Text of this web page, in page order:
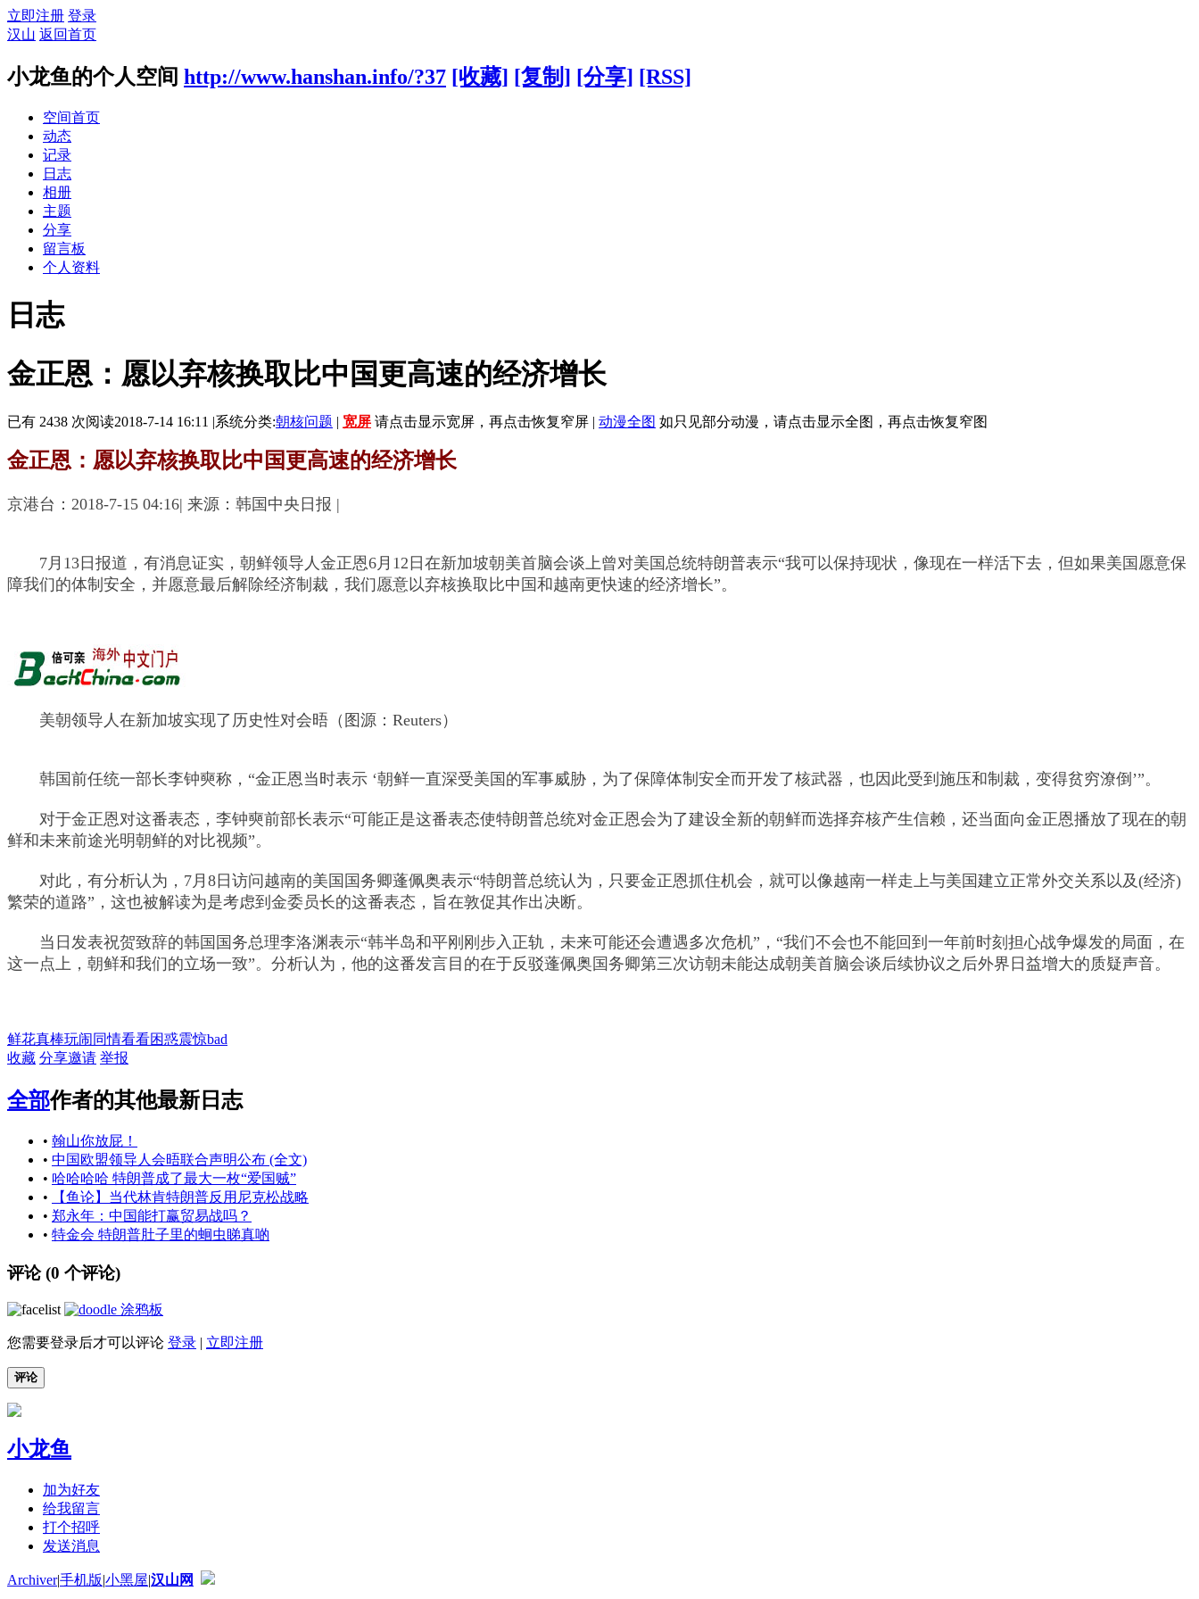
立即注册 登录
汉山 返回首页
小龙鱼的个人空间 http://www.hanshan.info/?37 [收藏] [复制] [分享] [RSS]
空间首页
动态
记录
日志
相册
主题
分享
留言板
个人资料
日志
金正恩：愿以弃核换取比中国更高速的经济增长
已有 2438 次阅读2018-7-14 16:11 |系统分类:朝核问题 | 宽屏 请点击显示宽屏，再点击恢复窄屏 | 动漫全图 如只见部分动漫，请点击显示全图，再点击恢复窄图
金正恩：愿以弃核换取比中国更高速的经济增长
京港台：2018-7-15 04:16| 来源：韩国中央日报 |
7月13日报道，有消息证实，朝鲜领导人金正恩6月12日在新加坡朝美首脑会谈上曾对美国总统特朗普表示“我可以保持现状，像现在一样活下去，但如果美国愿意保
障我们的体制安全，并愿意最后解除经济制裁，我们愿意以弃核换取比中国和越南更快速的经济增长”。
美朝领导人在新加坡实现了历史性对会晤（图源：Reuters）
韩国前任统一部长李钟奭称，“金正恩当时表示 ‘朝鲜一直深受美国的军事威胁，为了保障体制安全而开发了核武器，也因此受到施压和制裁，变得贫穷潦倒’”。
对于金正恩对这番表态，李钟奭前部长表示“可能正是这番表态使特朗普总统对金正恩会为了建设全新的朝鲜而选择弃核产生信赖，还当面向金正恩播放了现在的朝
鲜和未来前途光明朝鲜的对比视频”。
对此，有分析认为，7月8日访问越南的美国国务卿蓬佩奥表示“特朗普总统认为，只要金正恩抓住机会，就可以像越南一样走上与美国建立正常外交关系以及(经济)
繁荣的道路”，这也被解读为是考虑到金委员长的这番表态，旨在敦促其作出决断。
当日发表祝贺致辞的韩国国务总理李洛渊表示“韩半岛和平刚刚步入正轨，未来可能还会遭遇多次危机”，“我们不会也不能回到一年前时刻担心战争爆发的局面，在
这一点上，朝鲜和我们的立场一致”。分析认为，他的这番发言目的在于反驳蓬佩奥国务卿第三次访朝未能达成朝美首脑会谈后续协议之后外界日益增大的质疑声音。
鲜花真棒玩闹 同情看看困惑震惊bad
收藏 分享邀请 举报
全部作者的其他最新日志
• 翰山你放屁！
• 中国欧盟领导人会晤联合声明公布 (全文)
• 哈哈哈哈 特朗普成了最大一枚“爱国贼”
•
【鱼论】当代林肯特朗普反用尼克松战略
• 郑永年：中国能打赢贸易战吗？
• 特金会 特朗普肚子里的蛔虫睇真啲
评论 (0 个评论)
涂鸦板
您需要登录后才可以评论 登录 | 立即注册
评论
小龙鱼
加为好友
给我留言
打个招呼
发送消息
Archiver|手机版|小黑屋|汉山网